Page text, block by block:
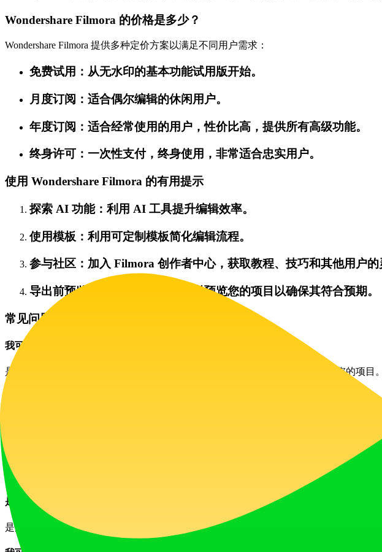
Wondershare Filmora 的价格是多少？
Wondershare Filmora 提供多种定价方案以满足不同用户需求：
免费试用：从无水印的基本功能试用版开始。
月度订阅：适合偶尔编辑的休闲用户。
年度订阅：适合经常使用的用户，性价比高，提供所有高级功能。
终身许可：一次性支付，终身使用，非常适合忠实用户。
使用 Wondershare Filmora 的有用提示
探索 AI 功能：利用 AI 工具提升编辑效率。
使用模板：利用可定制模板简化编辑流程。
参与社区：加入 Filmora 创作者中心，获取教程、技巧和其他用户的
导出前预览：在最终导出前，务必预览您的项目以确保其符合预期。
常见问题
我可以在多个设备上使用 Wondershare Filmora 吗？
是的，Wondershare Filmora 支持跨平台编辑。您可以在桌面和移动设备上访问您的项目。
要移除水印，您需要升级到付费订阅计划。
是否提供客户支持？
是的，Wondershare Filmora 通过教程、指南和专门的帮助中心提供全面的客户支持，协